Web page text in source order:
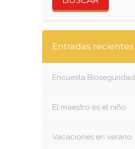
Entradas recientes
Encuesta Bioseguridad
El maestro es el niño
Vacaciones en verano